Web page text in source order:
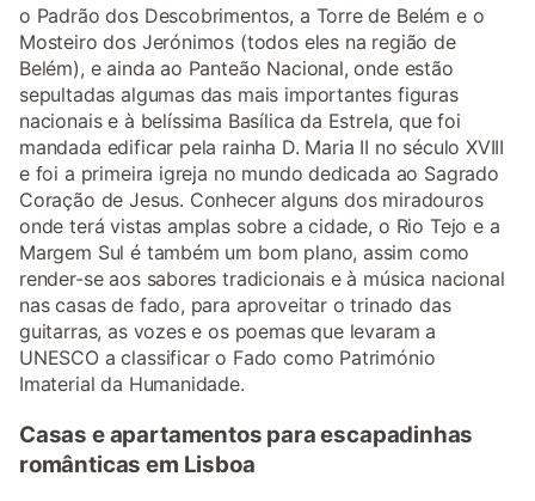
o Padrão dos Descobrimentos, a Torre de Belém e o
Mosteiro dos Jerónimos (todos eles na região de
Belém), e ainda ao Panteão Nacional, onde estão
sepultadas algumas das mais importantes figuras
nacionais e à belíssima Basílica da Estrela, que foi
mandada edificar pela rainha D. Maria II no século XVIII
e foi a primeira igreja no mundo dedicada ao Sagrado
Coração de Jesus. Conhecer alguns dos miradouros
onde terá vistas amplas sobre a cidade, o Rio Tejo e a
Margem Sul é também um bom plano, assim como
render-se aos sabores tradicionais e à música nacional
nas casas de fado, para aproveitar o trinado das
guitarras, as vozes e os poemas que levaram a
UNESCO a classificar o Fado como Património
Imaterial da Humanidade.
Casas e apartamentos para escapadinhas
românticas em Lisboa